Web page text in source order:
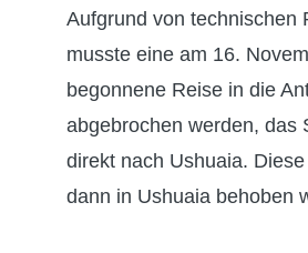
Aufgrund von technischen
musste eine am 16.
begonnene Reise in die
abgebrochen werden, das
direkt nach Ushuaia.
dann in Ushuaia behoben